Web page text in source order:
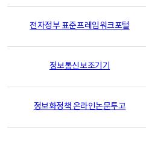
전자정부 표준프레임워크포털
정보통신보조기기
정보화정책 온라인논문투고